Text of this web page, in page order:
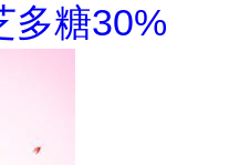
多糖30%